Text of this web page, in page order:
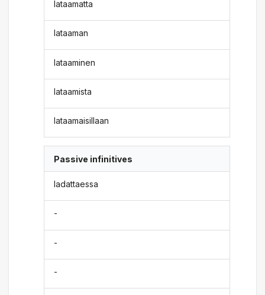
lataamatta
lataaman
lataaminen
lataamista
lataamaisillaan
Passive infinitives
ladattaessa
-
-
-